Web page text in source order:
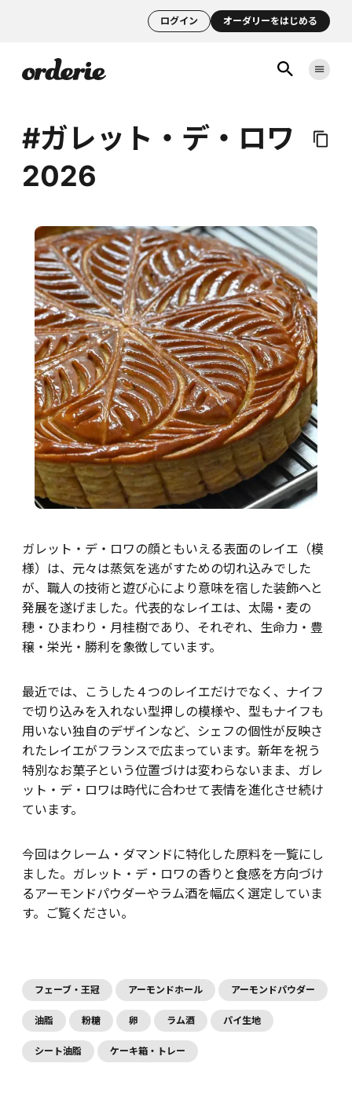
ログイン オーダリーをはじめる
#ガレット・デ・ロワ
2026
ガレット・デ・ロワの顔ともいえる表面のレイエ（模
様）は、元々は蒸気を逃がすための切れ込みでした
が、職人の技術と遊び心により意味を宿した装飾へと
発展を遂げました。代表的なレイエは、太陽・麦の
穂・ひまわり・月桂樹であり、それぞれ、生命力・豊
穣・栄光・勝利を象徴しています。
最近では、こうした４つのレイエだけでなく、ナイフ
で切り込みを入れない型押しの模様や、型もナイフも
用いない独自のデザインなど、シェフの個性が反映さ
れたレイエがフランスで広まっています。新年を祝う
特別なお菓子という位置づけは変わらないまま、ガレ
ット・デ・ロワは時代に合わせて表情を進化させ続け
ています。
今回はクレーム・ダマンドに特化した原料を一覧にし
ました。ガレット・デ・ロワの香りと食感を方向づけ
るアーモンドパウダーやラム酒を幅広く選定していま
す。ご覧ください。
フェーブ・王冠 アーモンドホール アーモンドパウダー
油脂 粉糖 卵 ラム酒 パイ生地
シート油脂 ケーキ箱・トレー